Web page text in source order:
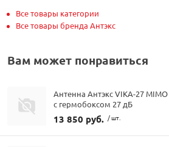
Все товары категории
Все товары бренда Антэкс
Вам может понравиться
Антенна Антэкс VIKA-27
с гермобоксом 27 дБ
13 850 руб. / шт.